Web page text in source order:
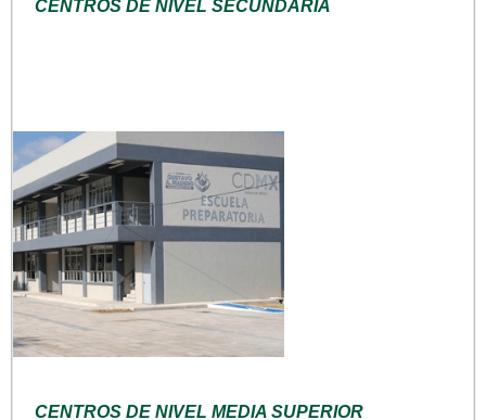
CENTROS DE NIVEL SECUNDARIA
CENTROS DE NIVEL MEDIA SUPERIOR